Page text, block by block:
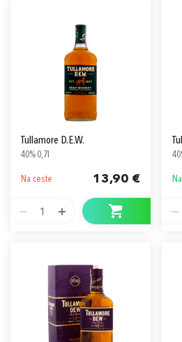
Tullamore D.E.W.
40% 0,7l
Na ceste 13,90 €
1